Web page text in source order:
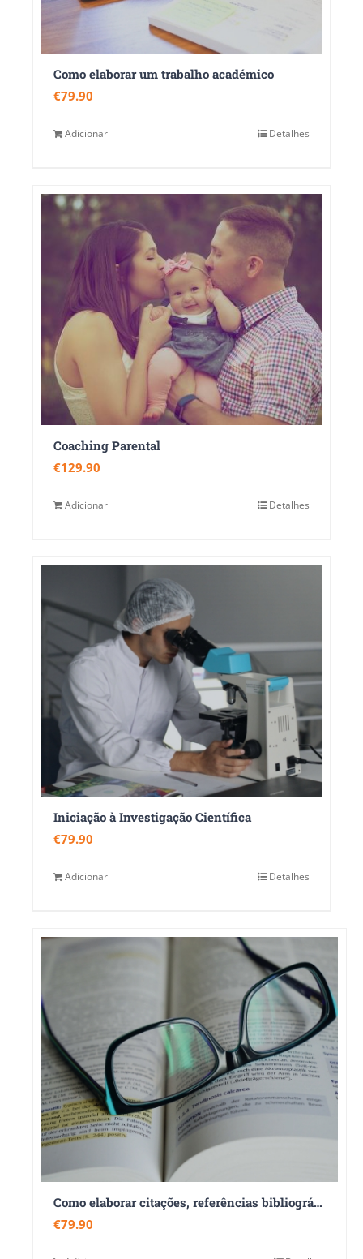
Como elaborar um trabalho académico
€79.90
Adicionar Detalhes
Coaching Parental
€129.90
Adicionar Detalhes
Iniciação à Investigação Científica
€79.90
Adicionar Detalhes
Como elaborar citações, referências bibliográficas e evitar o plágio
€79.90